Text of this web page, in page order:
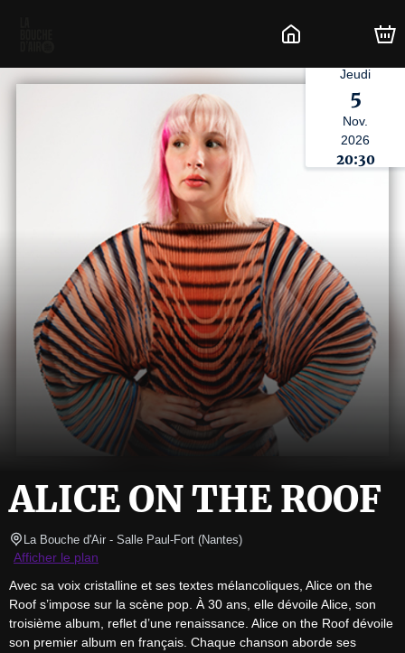
Jeudi
5
Nov.
2026
20:30
ALICE ON THE ROOF
La Bouche d'Air - Salle Paul-Fort (Nantes)
Afficher le plan
Avec sa voix cristalline et ses textes mélancoliques, Alice on the
Roof s’impose sur la scène pop. À 30 ans, elle dévoile Alice, son
troisième album, reflet d’une renaissance. Alice on the Roof dévoile
son premier album en français. Chaque chanson aborde ses